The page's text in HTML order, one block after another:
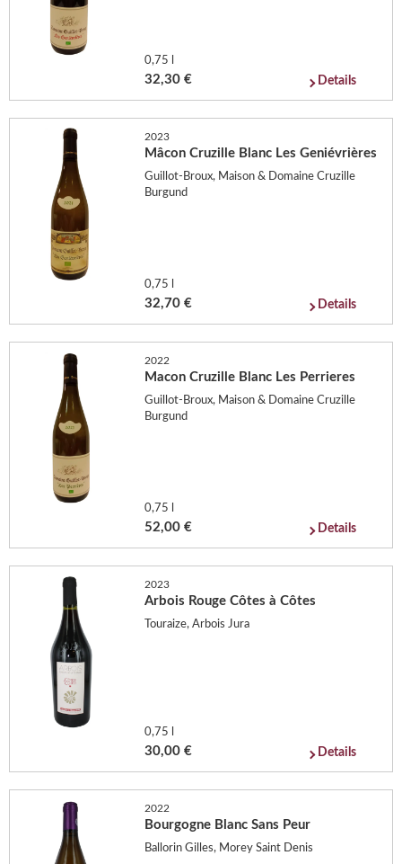
0,75 l
32,30 € Details
2023
Mâcon Cruzille Blanc Les Geniévrières
Guillot-Broux, Maison & Domaine Cruzille
Burgund
0,75 l
32,70 € Details
2022
Macon Cruzille Blanc Les Perrieres
Guillot-Broux, Maison & Domaine Cruzille
Burgund
0,75 l
52,00 € Details
2023
Arbois Rouge Côtes à Côtes
Touraize, Arbois Jura
0,75 l
30,00 € Details
2022
Bourgogne Blanc Sans Peur
Ballorin Gilles, Morey Saint Denis